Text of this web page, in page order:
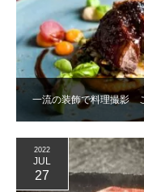
一流の装飾で料理撮影
2022
JUL
27